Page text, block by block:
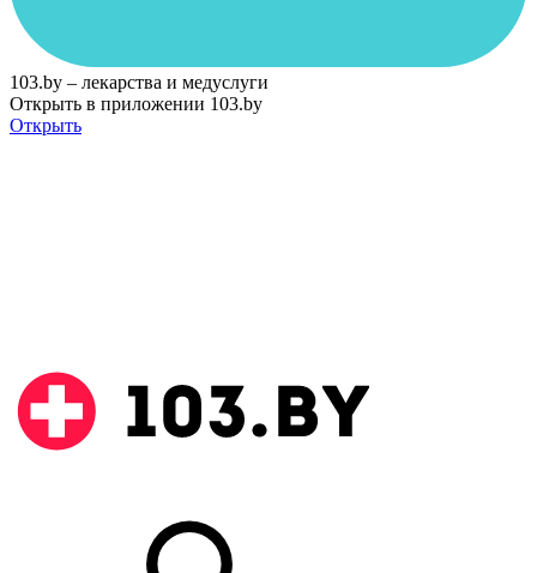
103.by – лекарства и медуслуги
Открыть в приложении 103.by
Открыть